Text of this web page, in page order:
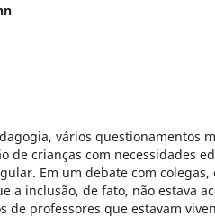
vários questionamentos
de crianças com necessidades
Em um debate com colegas,
a inclusão, de fato, não estava
de professores que estavam